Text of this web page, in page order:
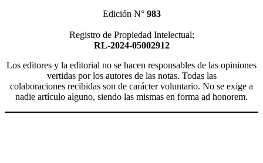
Edición N°983
Registro de Propiedad Intelectual:
RL-2024-05002912
Los editores y la editorial no se hacen responsables de las opiniones
vertidas por los autores de las notas. Todas las
colaboraciones recibidas son de carácter voluntario. No se exige a
nadie artículo alguno, siendo las mismas en forma ad honorem.